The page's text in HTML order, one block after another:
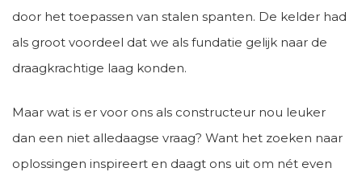
door het toepassen van stalen spanten. De kelder had
als groot voordeel dat we als fundatie gelijk naar de
draagkrachtige laag konden.
Maar wat is er voor ons als constructeur nou leuker
dan een niet alledaagse vraag? Want het zoeken naar
oplossingen inspireert en daagt ons uit om nét even